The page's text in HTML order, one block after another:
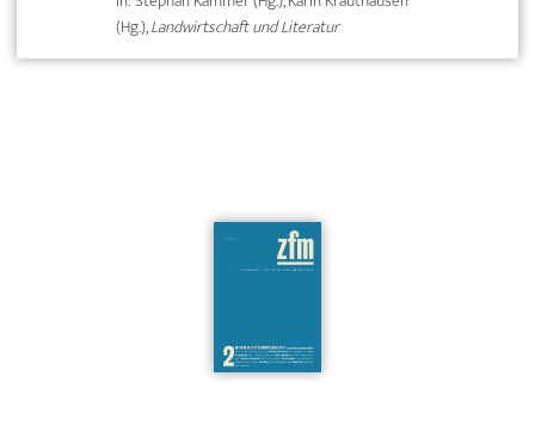
(Hg.),Landwirtschaft und Literatur